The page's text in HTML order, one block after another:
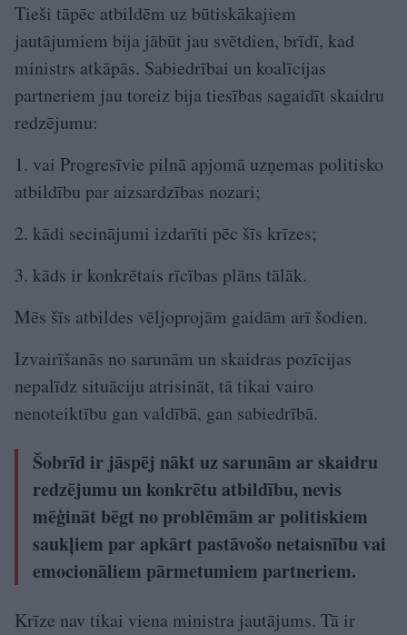
Tieši tāpēc atbildēm uz būtiskākajiem
jautājumiem bija jābūt jau svētdien, brīdī, kad
ministrs atkāpās. Sabiedrībai un koalīcijas
partneriem jau toreiz bija tiesības sagaidīt skaidru
redzējumu:
1. vai Progresīvie pilnā apjomā uzņemas politisko
atbildību par aizsardzības nozari;
2. kādi secinājumi izdarīti pēc šīs krīzes;
3. kāds ir konkrētais rīcības plāns tālāk.
Mēs šīs atbildes vēljoprojām gaidām arī šodien.
Izvairīšanās no sarunām un skaidras pozīcijas
nepalīdz situāciju atrisināt, tā tikai vairo
nenoteiktību gan valdībā, gan sabiedrībā.
Šobrīd ir jāspēj nākt uz sarunām ar skaidru
redzējumu un konkrētu atbildību, nevis
mēģināt bēgt no problēmām ar politiskiem
saukļiem par apkārt pastāvošo netaisnību vai
emocionāliem pārmetumiem partneriem.
Krīze nav tikai viena ministra jautājums. Tā ir